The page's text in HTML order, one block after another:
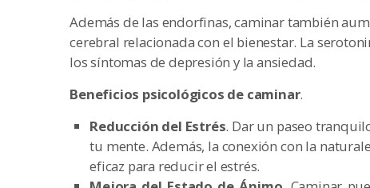
Además de las endorfinas, caminar también
cerebral relacionada con el bienestar. La
los síntomas de depresión y la ansiedad.
Beneficios psicológicos de caminar.
Reducción del Estrés. Dar un paseo
tu mente. Además, la conexión con la
eficaz para reducir el estrés.